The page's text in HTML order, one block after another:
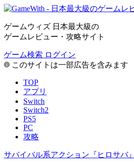
ゲームウィズ 日本最大級の
ゲームレビュー・攻略サイト
ゲーム検索 ログイン
このサイトは一部広告を含みます
TOP
アプリ
Switch
Switch2
PS5
PC
攻略
サバイバル系アクション『ヒロサバ